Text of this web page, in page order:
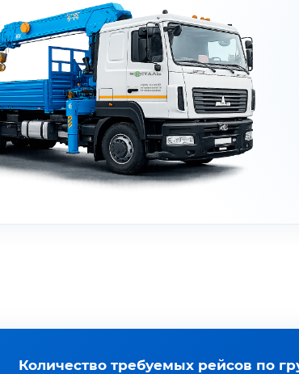
Количество требуемых рейсов по